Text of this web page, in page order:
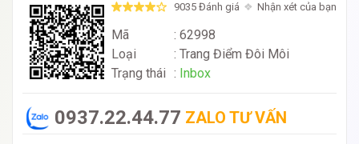
9035 Đánh giá Nhận xét của bạn
Mã
: 62998
Loại
: Trang Điểm Đôi Môi
Trạng thái : Inbox
0937.22.44.77 ZALO TƯ VẤN